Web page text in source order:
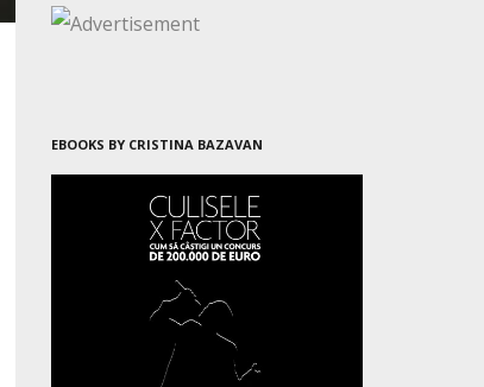
EBOOKS BY CRISTINA BAZAVAN